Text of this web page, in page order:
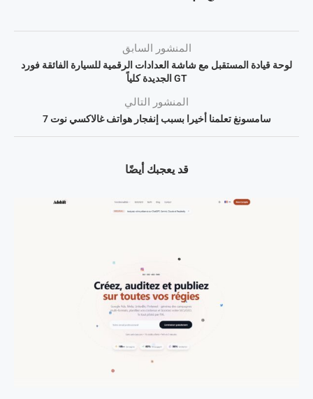
المنشور السابق
لوحة قيادة المستقبل مع شاشة العدادات الرقمية للسيارة الفائقة فورد
GT الجديدة كلياً
المنشور التالي
سامسونغ تعلمنا أخيرا بسبب إنفجار هواتف غالاكسي نوت 7
قد يعجبك أيضًا